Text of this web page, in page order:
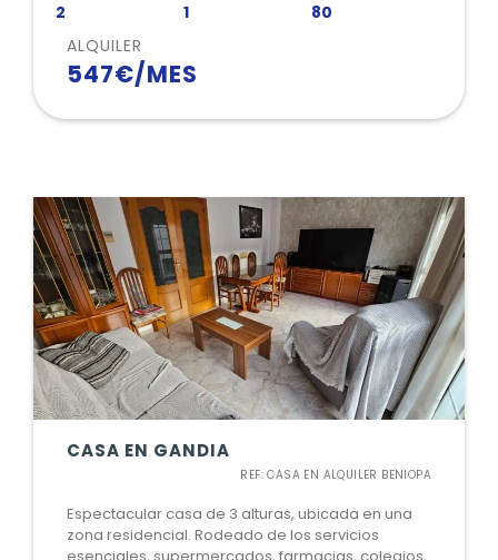
2 1
80
ALQUILER
547€/MES
CASA EN GANDIA
REF: CASA EN ALQUILER BENIOPA
Espectacular casa de 3 alturas, ubicada en una
zona residencial. Rodeado de los servicios